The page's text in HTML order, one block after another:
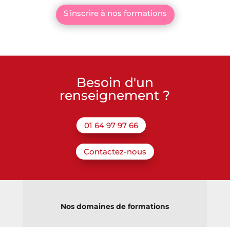
S'inscrire à nos formations
Besoin d'un
renseignement ?
01 64 97 97 66
Contactez-nous
Nos domaines de formations